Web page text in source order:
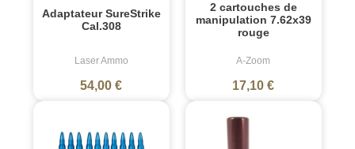
Adaptateur SureStrike
Cal.308
Laser Ammo
54,00 €
2 cartouches de
manipulation 7.62x39
rouge
A-Zoom
17,10 €